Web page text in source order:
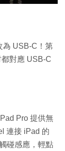
為 USB-C！第
對應 USB-C
Pro 提供無
連接 iPad 的
碰感應，輕點